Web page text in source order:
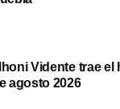
Vidente trae
agosto 2026